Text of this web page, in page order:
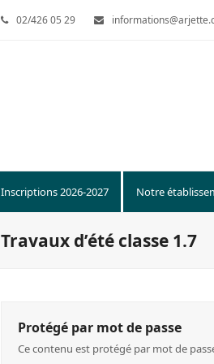
02/426 05 29
Inscriptions 2026-2027 Notre
Travaux d’été classe 1.7
Protégé par mot de passe
Ce contenu est protégé par mot de